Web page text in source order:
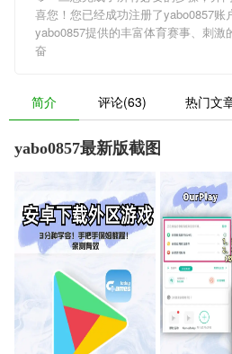
喜您！您已经成功注册了yabo0857账
yabo0857提供的丰富体育赛事、刺激
奋
简介 评论(63) 热门文
yabo0857最新版截图